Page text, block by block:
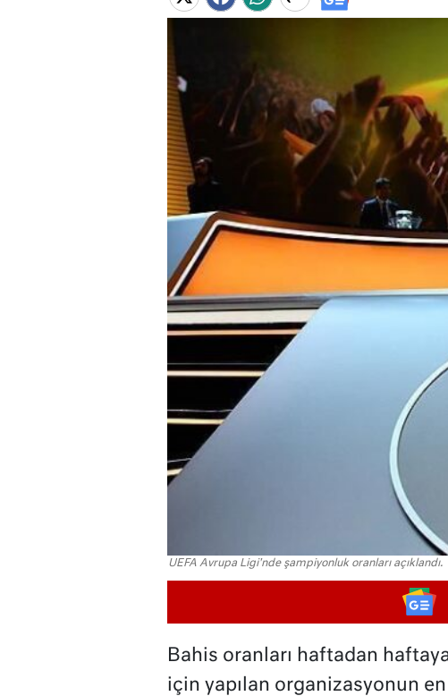
UEFA Avrupa Ligi'nde şampiyonluk oranları açıklandı.
Bahis oranları haftadan
için yapılan organizasyonun